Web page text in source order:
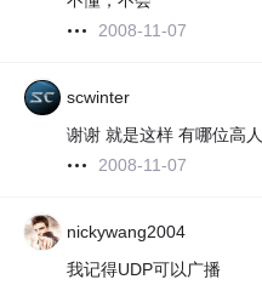
2008-11-07
scwinter
谢谢 就是这样 有哪位高
2008-11-07
nickywang2004
我记得UDP可以广播